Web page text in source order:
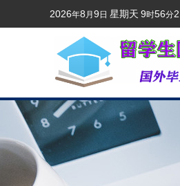
2026年8 月9 日 星期天 9时56分